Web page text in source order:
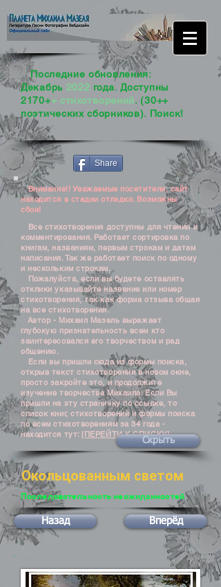
Последние обновления:
Декабрь2022 года. Доступны
2170++ стихотворений. (30++
поэтических сборников). Поиск!
Share
Внимание!! Уважаемые посетители, сайт
находится в стадии отладки. Возможны
сбои!
Все стихотворения доступны для чтения и
комментирования. Работает сортировка по
книгам, названиям, первым строкам и датам
написания. Так же работает поиск по одному
и нескольким строкам.
Пожалуйста, если вы будете оставлять
отклики указывайте название или номер
стихотворения, так как форма отзыва общая
на все стихотворения.
Автор - Михаил Мазель выражает
глубокую признательность всем кто
заинтересовался его творчеством и рад
общению.
Если вы пришли сюда из формы поиска,
открыв текст стихотворения в новом окне,
просто закройте это, и продолжите
изучение творчества Михаила. Если Вы
пришли на эту страничку по ссылке, то
список книг, стихотворений и формы поиска
по всем стихотворениям за 34 года -
находится тут: [ПЕРЕЙТИ К СПИСКУ]
Скрыть
Окольцованным светом
Последовательность неожиданностей
Назад Вперёд